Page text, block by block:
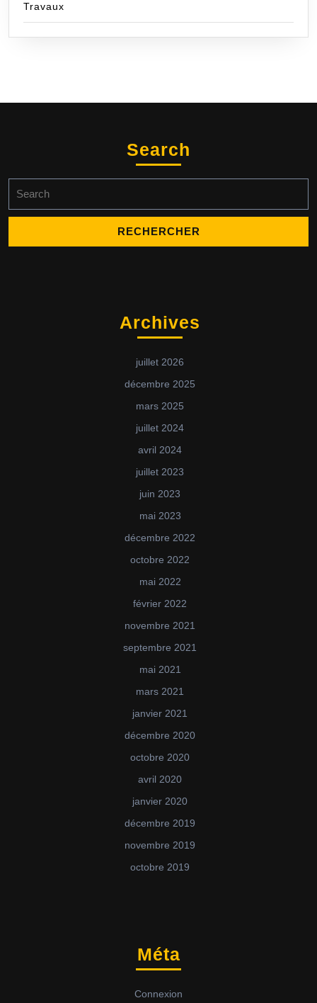
Travaux
Search
for:
Archives
juillet 2026
décembre 2025
mars 2025
juillet 2024
avril 2024
juillet 2023
juin 2023
mai 2023
décembre 2022
octobre 2022
mai 2022
février 2022
novembre 2021
septembre 2021
mai 2021
mars 2021
janvier 2021
décembre 2020
octobre 2020
avril 2020
janvier 2020
décembre 2019
novembre 2019
octobre 2019
Méta
Connexion